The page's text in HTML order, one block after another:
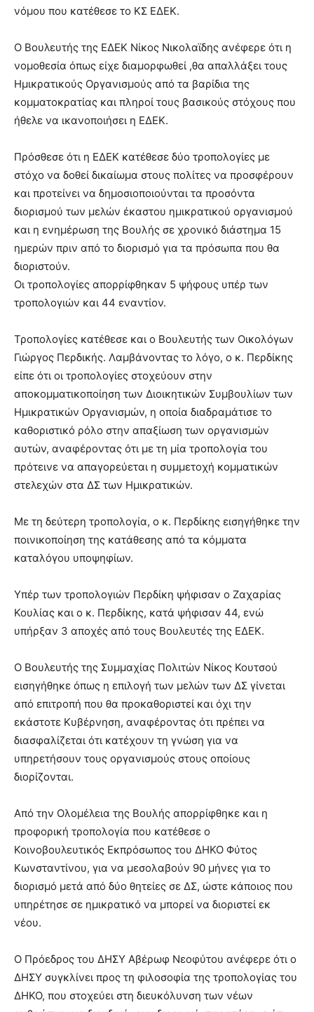
νόμου που κατέθεσε το ΚΣ ΕΔΕΚ.
Ο Βουλευτής της ΕΔΕΚ Νίκος Νικολαϊδης ανέφερε ότι η
νομοθεσία όπως είχε διαμορφωθεί ,θα απαλλάξει τους
Ημικρατικούς Οργανισμούς από τα βαρίδια της
κομματοκρατίας και πληροί τους βασικούς στόχους που
ήθελε να ικανοποιήσει η ΕΔΕΚ.
Πρόσθεσε ότι η ΕΔΕΚ κατέθεσε δύο τροπολογίες με
στόχο να δοθεί δικαίωμα στους πολίτες να προσφέρουν
και προτείνει να δημοσιοποιούνται τα προσόντα
διορισμού των μελών έκαστου ημικρατικού οργανισμού
και η ενημέρωση της Βουλής σε χρονικό διάστημα 15
ημερών πριν από το διορισμό για τα πρόσωπα που θα
διοριστούν.
Οι τροπολογίες απορρίφθηκαν 5 ψήφους υπέρ των
τροπολογιών και 44 εναντίον.
Τροπολογίες κατέθεσε και ο Βουλευτής των Οικολόγων
Γιώργος Περδικής. Λαμβάνοντας το λόγο, ο κ. Περδίκης
είπε ότι οι τροπολογίες στοχεύουν στην
αποκομματικοποίηση των Διοικητικών Συμβουλίων των
Ημικρατικών Οργανισμών, η οποία διαδραμάτισε το
καθοριστικό ρόλο στην απαξίωση των οργανισμών
αυτών, αναφέροντας ότι με τη μία τροπολογία του
πρότεινε να απαγορεύεται η συμμετοχή κομματικών
στελεχών στα ΔΣ των Ημικρατικών.
Με τη δεύτερη τροπολογία, ο κ. Περδίκης εισηγήθηκε την
ποινικοποίηση της κατάθεσης από τα κόμματα
καταλόγου υποψηφίων.
Υπέρ των τροπολογιών Περδίκη ψήφισαν ο Ζαχαρίας
Κουλίας και ο κ. Περδίκης, κατά ψήφισαν 44, ενώ
υπήρξαν 3 αποχές από τους Βουλευτές της ΕΔΕΚ.
Ο Βουλευτής της Συμμαχίας Πολιτών Νίκος Κουτσού
εισηγήθηκε όπως η επιλογή των μελών των ΔΣ γίνεται
από επιτροπή που θα προκαθοριστεί και όχι την
εκάστοτε Κυβέρνηση, αναφέροντας ότι πρέπει να
διασφαλίζεται ότι κατέχουν τη γνώση για να
υπηρετήσουν τους οργανισμούς στους οποίους
διορίζονται.
Από την Ολομέλεια της Βουλής απορρίφθηκε και η
προφορική τροπολογία που κατέθεσε ο
Κοινοβουλευτικός Εκπρόσωπος του ΔΗΚΟ Φύτος
Κωνσταντίνου, για να μεσολαβούν 90 μήνες για το
διορισμό μετά από δύο θητείες σε ΔΣ, ώστε κάποιος που
υπηρέτησε σε ημικρατικό να μπορεί να διοριστεί εκ
νέου.
Ο Πρόεδρος του ΔΗΣΥ Αβέρωφ Νεοφύτου ανέφερε ότι ο
ΔΗΣΥ συγκλίνει προς τη φιλοσοφία της τροπολογίας του
ΔΗΚΟ, που στοχεύει στη διευκόλυνση των νέων